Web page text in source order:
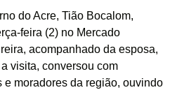
do Acre, Tião Bocalom,
feira (2) no Mercado
acompanhado da esposa,
visita, conversou com
e moradores da região, ouvindo